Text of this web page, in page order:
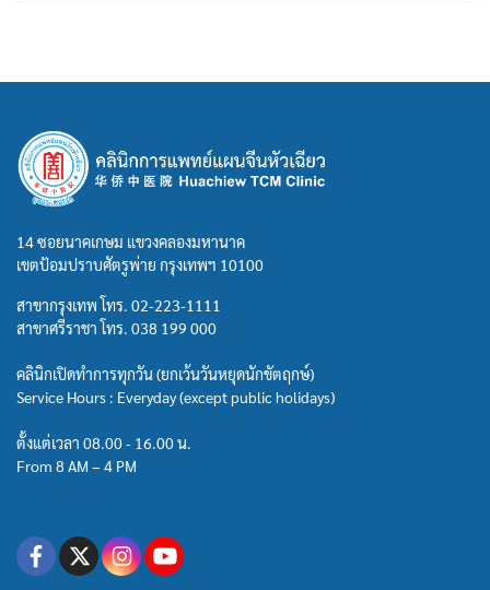
14 ซอยนาคเกษม แขวงคลองมหานาค
เขตป้อมปราบศัตรูพ่าย กรุงเทพฯ 10100
สาขากรุงเทพ โทร. 02-223-1111
สาขาศรีราชา โทร. 038 199 000
คลินิกเปิดทำการทุกวัน (ยกเว้นวันหยุดนักขัตฤกษ์)
Service Hours : Everyday (except public holidays)
ตั้งแต่เวลา 08.00 - 16.00 น.
From 8 AM – 4 PM